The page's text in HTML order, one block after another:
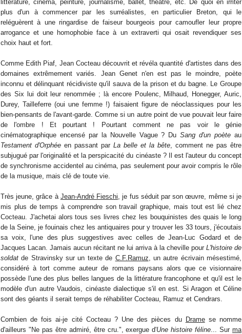
littérature, cinéma, peinture, journalisme, ballet, théâtre, etc. De quoi en irriter
plus d'un à commencer par les surréalistes, en particulier Breton, qui le
reléguèrent à une ringardise de faiseur bourgeois pour camoufler leur propre
arrogance et une homophobie face à un extraverti qui osait revendiquer ses
choix haut et fort.
Comme Edith Piaf, Jean Cocteau découvrit et révéla quantité d'artistes dans des
domaines extrêmement variés. Jean Genet n'en est pas le moindre, poète
inconnu et délinquant récidiviste qu'il sauva de la prison et du bagne. Le Groupe
des Six lui doit leur renommée ; là encore Poulenc, Milhaud, Honegger, Auric,
Durey, Tailleferre (oui une femme !) faisaient figure de néoclassiques pour les
bien-pensants de l'avant-garde. Comme si un autre point de vue pouvait leur faire
de l'ombre ! Et pourtant ! Pourtant comment ne pas voir le génie
cinématographique encensé par la Nouvelle Vague ? DuSang d'un poète au
Testament d'Orphée en passant par La belle et la bête , comment ne pas être
subjugué par l'originalité et la perspicacité du cinéaste ? Il est l'auteur du concept
de synchronisme accidentel au cinéma, pas seulement pour avoir compris le rôle
de la musique, mais clé de toute vie.
Très jeune, grâce à Jean-André Fieschi , je fus séduit par son œuvre, même si je
mis plus de temps à comprendre son travail graphique, mais tout est lié chez
Cocteau. J'achetai alors tous ses livres chez les bouquinistes des quais le long
de la Seine, je fouinais chez les antiquaires pour y trouver les 33 tours, j'écoutais
sa voix, l'une des plus suggestives avec celles de Jean-Luc Godard et de
Jacques Lacan. Jamais aucun récitant ne lui arriva à la cheville pour L'histoire de
soldat de Stravinsky sur un texte de C.F.Ramuz , un autre écrivain mésestimé,
considéré à tort comme auteur de romans paysans alors que ce visionnaire
possède l'une des plus belles langues de la littérature francophone et qu'il est le
modèle d'un autre Vaudois, cinéaste dialectique s'il en est. Si Aragon et Céline
sont des géants il serait temps de réhabiliter Cocteau, Ramuz et Cendrars.
Combien de fois ai-je cité Cocteau ? Une des pièces du Dramese nomme
d'ailleurs "Ne pas être admiré, être cru.", exergue d'Une histoire féline ... Surma